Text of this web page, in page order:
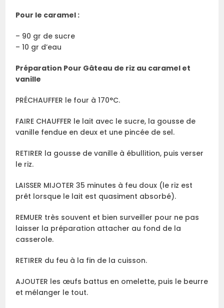
Pour le caramel :
– 90 gr de sucre
– 10 gr d’eau
Préparation Pour Gâteau de riz au caramel et
vanille
PRÉCHAUFFER le four à 170°C.
FAIRE CHAUFFER le lait avec le sucre, la gousse de
vanille fendue en deux et une pincée de sel.
RETIRER la gousse de vanille à ébullition, puis verser
le riz.
LAISSER MIJOTER 35 minutes à feu doux (le riz est
prêt lorsque le lait est quasiment absorbé).
REMUER très souvent et bien surveiller pour ne pas
laisser la préparation attacher au fond de la
casserole.
RETIRER du feu à la fin de la cuisson.
AJOUTER les œufs battus en omelette, puis le beurre
et mélanger le tout.